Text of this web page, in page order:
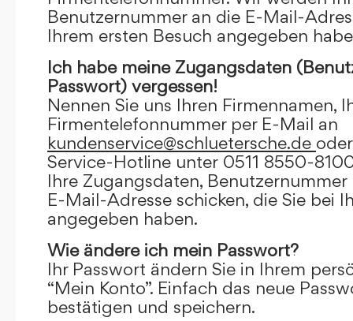
Benutzernummer an die E-Mail-
Ihrem ersten Besuch angegeben
Ich habe meine Zugangsdaten
Passwort) vergessen!
Nennen Sie uns Ihren Firmennamen,
Firmentelefonnummer per E-Mail an
kundenservice@schluetersche.de
Service-Hotline unter 0511 8550-
Ihre Zugangsdaten,
E-Mail-Adresse schicken, die Sie bei
angegeben haben.
Wie ändere ich mein Passwort?
Ihr Passwort ändern Sie in Ihrem
“Mein Konto”. Einfach das neue
bestätigen und speichern.